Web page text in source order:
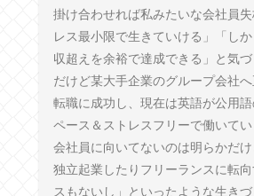
掛け合わせれば私みたいな会社員
レス最小限で生きていける」「し
収超えを余裕で達成できる」と気
だけど某大手企業のグループ会社
転職に成功し、現在は英語が公用
ペース＆ストレスフリーで働いて
会社員に向いてないのは明らかだ
独立起業したりフリーランスに転
スもないし」といったような生き